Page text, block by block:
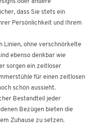
dass Sie stets ein
Persönlichkeit und Ihrem
Linien, ohne verschnörkelte
ebenso denkbar wie
sorgen ein zeitloser
für einen zeitlosen
schön aussieht.
Bestandteil jeder
Bezügen bieten die
Zuhause zu setzen.